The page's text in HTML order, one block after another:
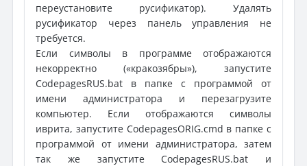
переустановите русификатор). Удалять
русификатор через панель управления не
требуется.
Если символы в программе отображаются
некорректно («кракозябры»), запустите
CodepagesRUS.bat в папке с программой от
имени администратора и перезагрузите
компьютер. Если отображаются символы
иврита, запустите CodepagesORIG.cmd в папке с
программой от имени администратора, затем
так же запустите CodepagesRUS.bat и